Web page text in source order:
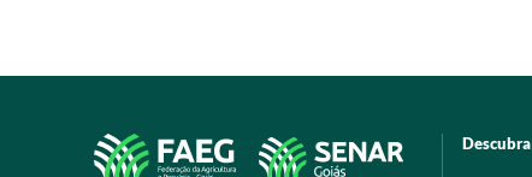
Descubra